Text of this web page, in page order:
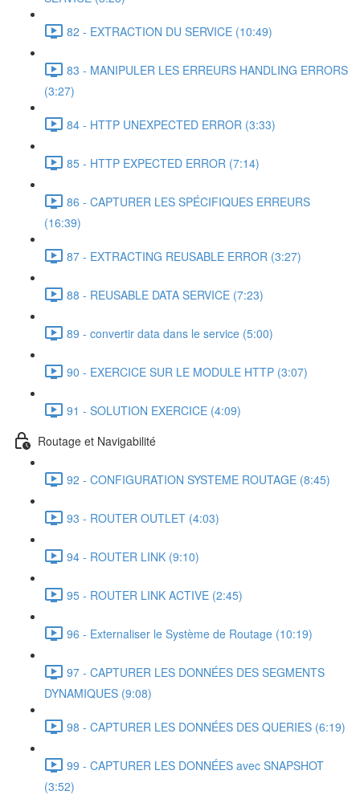
82 - EXTRACTION DU SERVICE (10:49)
83 - MANIPULER LES ERREURS HANDLING ERRORS
(3:27)
84 - HTTP UNEXPECTED ERROR (3:33)
85 - HTTP EXPECTED ERROR (7:14)
86 - CAPTURER LES SPÉCIFIQUES ERREURS
(16:39)
87 - EXTRACTING REUSABLE ERROR (3:27)
88 - REUSABLE DATA SERVICE (7:23)
89 - convertir data dans le service (5:00)
90 - EXERCICE SUR LE MODULE HTTP (3:07)
91 - SOLUTION EXERCICE (4:09)
Routage et Navigabilité
92 - CONFIGURATION SYSTEME ROUTAGE (8:45)
93 - ROUTER OUTLET (4:03)
94 - ROUTER LINK (9:10)
95 - ROUTER LINK ACTIVE (2:45)
96 - Externaliser le Système de Routage (10:19)
97 - CAPTURER LES DONNÉES DES SEGMENTS
DYNAMIQUES (9:08)
98 - CAPTURER LES DONNÉES DES QUERIES (6:19)
99 - CAPTURER LES DONNÉES avec SNAPSHOT
(3:52)